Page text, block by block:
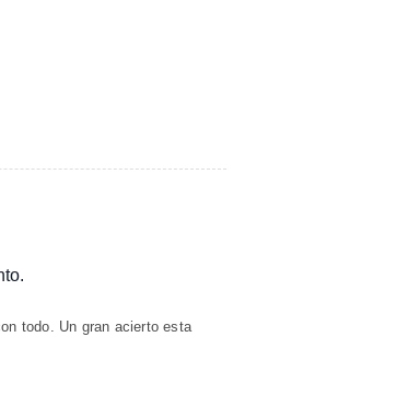
todo. Un gran acierto esta